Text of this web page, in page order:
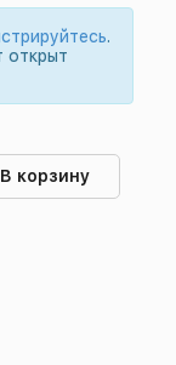
.
открыт
В корзину